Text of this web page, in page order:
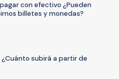
con efectivo ¿Pueden
billetes y monedas?
subirá a partir de